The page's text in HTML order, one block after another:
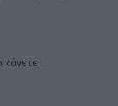
κάνετε